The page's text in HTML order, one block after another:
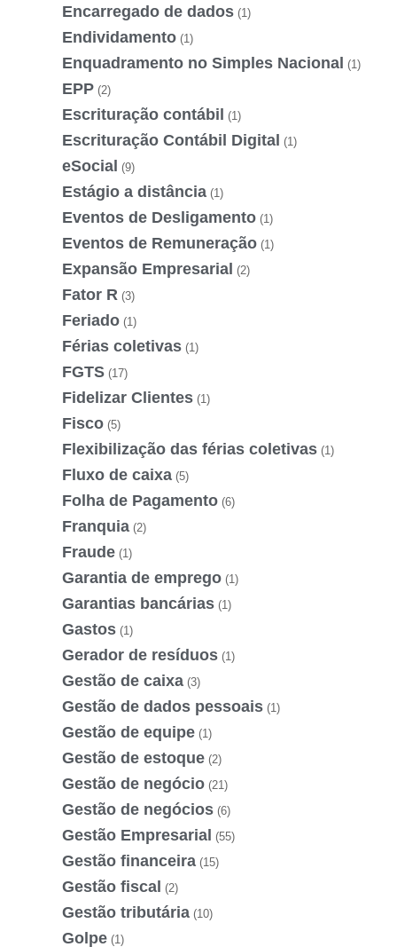
Encarregado de dados (1)
Endividamento (1)
Enquadramento no Simples Nacional (1)
EPP (2)
Escrituração contábil (1)
Escrituração Contábil Digital (1)
eSocial (9)
Estágio a distância (1)
Eventos de Desligamento (1)
Eventos de Remuneração (1)
Expansão Empresarial (2)
Fator R (3)
Feriado (1)
Férias coletivas (1)
FGTS (17)
Fidelizar Clientes (1)
Fisco (5)
Flexibilização das férias coletivas (1)
Fluxo de caixa (5)
Folha de Pagamento (6)
Franquia (2)
Fraude (1)
Garantia de emprego (1)
Garantias bancárias (1)
Gastos (1)
Gerador de resíduos (1)
Gestão de caixa (3)
Gestão de dados pessoais (1)
Gestão de equipe (1)
Gestão de estoque (2)
Gestão de negócio (21)
Gestão de negócios (6)
Gestão Empresarial (55)
Gestão financeira (15)
Gestão fiscal (2)
Gestão tributária (10)
Golpe (1)